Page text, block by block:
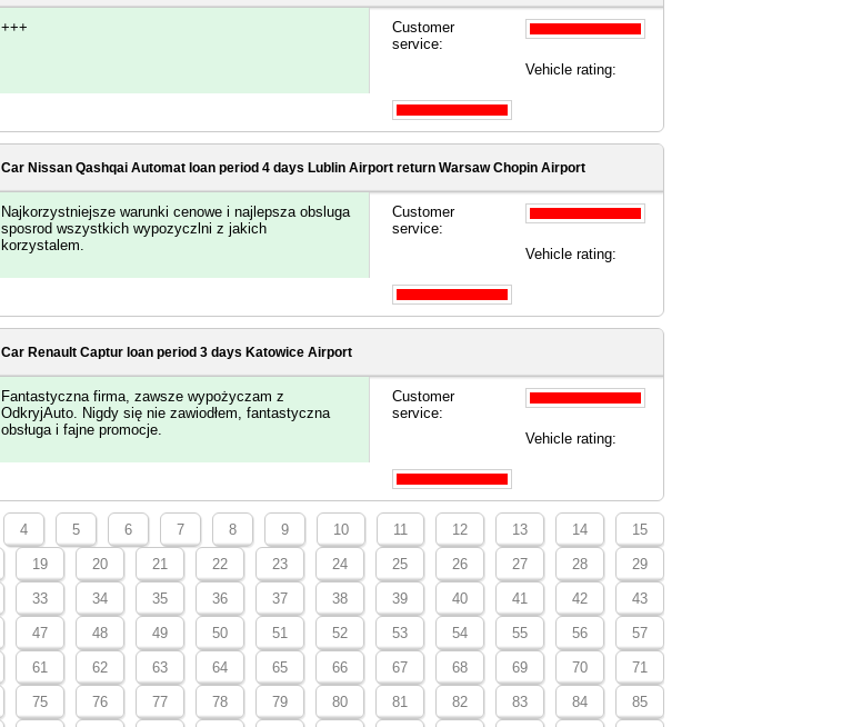
+++
Customer
service:
Vehicle rating:
Car Nissan Qashqai Automat loan period 4 days Lublin Airport return Warsaw Chopin Airport
Najkorzystniejsze warunki cenowe i najlepsza obsluga
sposrod wszystkich wypozyczlni z jakich
korzystalem.
Customer
service:
Vehicle rating:
Car Renault Captur loan period 3 days Katowice Airport
Fantastyczna firma, zawsze wypożyczam z
OdkryjAuto. Nigdy się nie zawiodłem, fantastyczna
obsługa i fajne promocje.
Customer
service:
Vehicle rating:
4 5 6 7 8 9 10 11 12 13 14 15
19 20 21 22 23 24 25 26 27 28 29
33 34 35 36 37 38 39 40 41 42 43
47 48 49 50 51 52 53 54 55 56 57
61 62 63 64 65 66 67 68 69 70 71
75 76 77 78 79 80 81 82 83 84 85